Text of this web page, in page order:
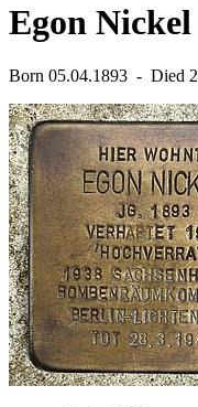
Egon Nickel
Born 05.04.1893 ‐ Died